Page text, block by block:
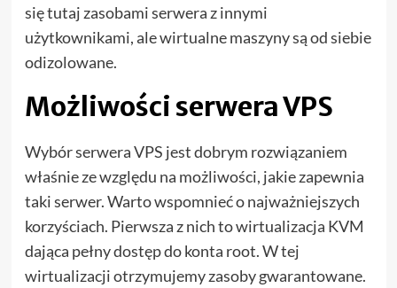
się tutaj zasobami serwera z innymi
użytkownikami, ale wirtualne maszyny są od siebie
odizolowane.
Możliwości serwera VPS
Wybór serwera VPS jest dobrym rozwiązaniem
właśnie ze względu na możliwości, jakie zapewnia
taki serwer. Warto wspomnieć o najważniejszych
korzyściach. Pierwsza z nich to wirtualizacja KVM
dająca pełny dostęp do konta root. W tej
wirtualizacji otrzymujemy zasoby gwarantowane.